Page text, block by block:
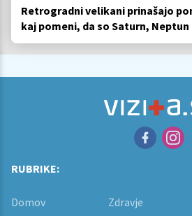
Retrogradni velikani prinašajo
kaj pomeni, da so Saturn,
retrogradni?
RUBRIKE:
Domov Zdravje